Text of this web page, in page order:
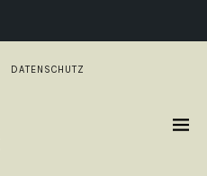
DATENSCHUTZ